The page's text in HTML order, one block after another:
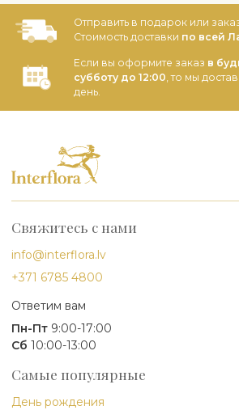
Отправить в подарок или
Стоимость доставки по всей
Если вы оформите заказ в
субботу до 12:00, то мы
день.
Свяжитесь с нами
info@interflora.lv
+371 6785 4800
Ответим вам
Пн-Пт 9:00-17:00
Сб 10:00-13:00
Самые популярные
День рождения